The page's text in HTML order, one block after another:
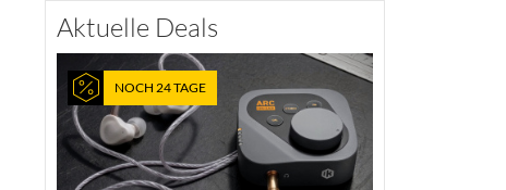
Aktuelle Deals
NOCH 24 TAGE